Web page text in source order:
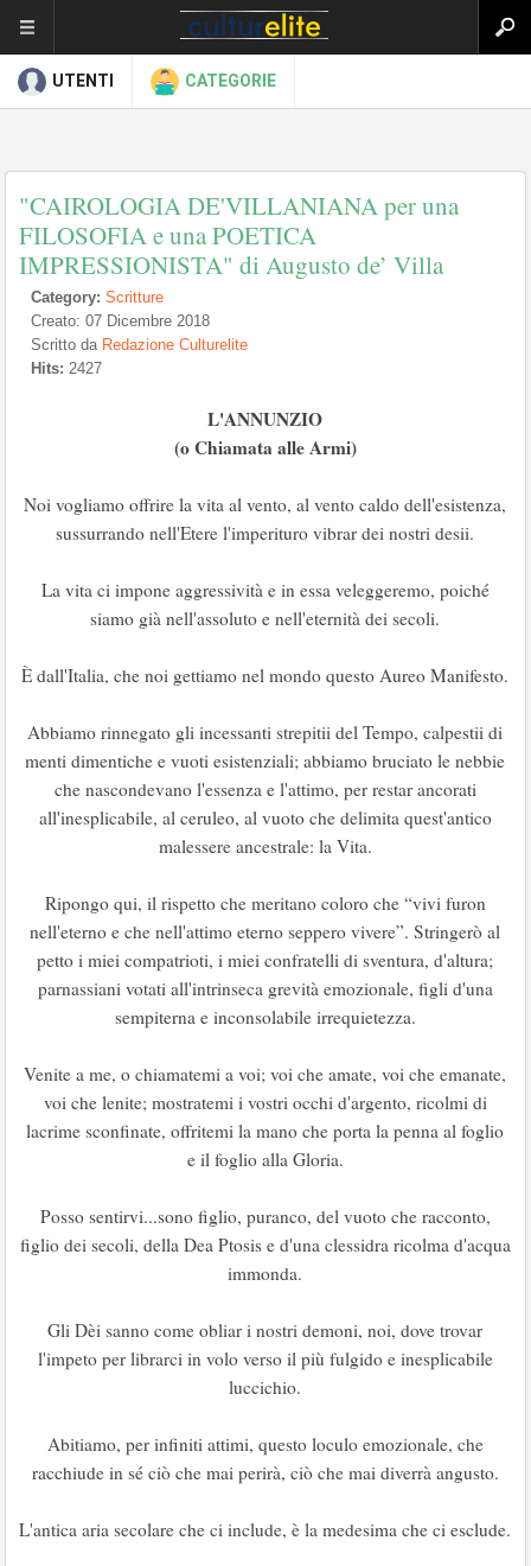
UTENTI CATEGORIE
"CAIROLOGIA DE'VILLANIANA per una
FILOSOFIA e una POETICA
IMPRESSIONISTA" di Augusto de’ Villa
Category: Scritture
Creato: 07 Dicembre 2018
Scritto da Redazione Culturelite
Hits: 2427
L'ANNUNZIO
(o Chiamata alle Armi)
Noi vogliamo offrire la vita al vento, al vento caldo dell'esistenza,
sussurrando nell'Etere l'imperituro vibrar dei nostri desii.
La vita ci impone aggressività e in essa veleggeremo, poiché
siamo già nell'assoluto e nell'eternità dei secoli.
È dall'Italia, che noi gettiamo nel mondo questo Aureo Manifesto.
Abbiamo rinnegato gli incessanti strepitii del Tempo, calpestii di
menti dimentiche e vuoti esistenziali; abbiamo bruciato le nebbie
che nascondevano l'essenza e l'attimo, per restar ancorati
all'inesplicabile, al ceruleo, al vuoto che delimita quest'antico
malessere ancestrale: la Vita.
Ripongo qui, il rispetto che meritano coloro che “vivi furon
nell'eterno e che nell'attimo eterno seppero vivere”. Stringerò al
petto i miei compatrioti, i miei confratelli di sventura, d'altura;
parnassiani votati all'intrinseca grevità emozionale, figli d'una
sempiterna e inconsolabile irrequietezza.
Venite a me, o chiamatemi a voi; voi che amate, voi che emanate,
voi che lenite; mostratemi i vostri occhi d'argento, ricolmi di
lacrime sconfinate, offritemi la mano che porta la penna al foglio
e il foglio alla Gloria.
Posso sentirvi...sono figlio, puranco, del vuoto che racconto,
figlio dei secoli, della Dea Ptosis e d'una clessidra ricolma d'acqua
immonda.
Gli Dèi sanno come obliar i nostri demoni, noi, dove trovar
l'impeto per librarci in volo verso il più fulgido e inesplicabile
luccichio.
Abitiamo, per infiniti attimi, questo loculo emozionale, che
racchiude in sé ciò che mai perirà, ciò che mai diverrà angusto.
L'antica aria secolare che ci include, è la medesima che ci esclude.